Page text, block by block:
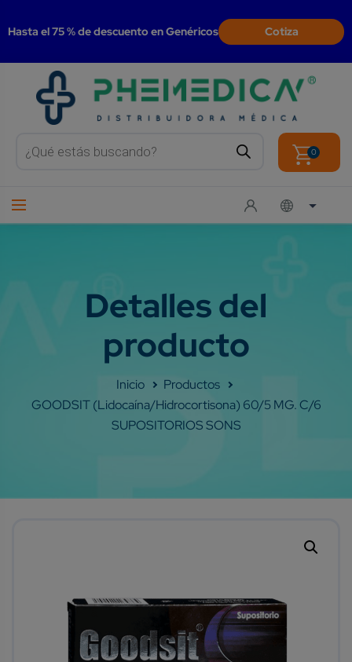
Hasta el 75 % de descuento en Genéricos Cotiza
search 0
Shop
GOODSIT (Lidocaína/Hidrocortisona) 60/5 MG. C/6
SUPOSITORIOS SONS